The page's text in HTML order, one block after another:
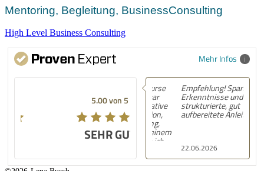
Mentoring, Begleitung, BusinessConsulting
High Level Business Consulting
Mehr Infos
5.00 von 5
SEHR GUT
22.06.2026
Empfehlung! Spannende
Erkenntnisse und
strukturierte, gut
aufbereitete Anleitung!